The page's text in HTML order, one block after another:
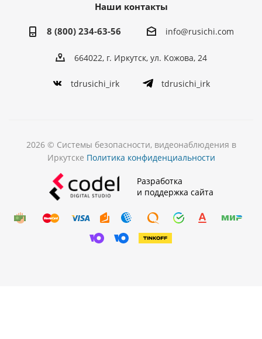
Наши контакты
8 (800) 234-63-56 info@rusichi.com
664022, г. Иркутск, ул. Кожова, 24
tdrusichi_irk tdrusichi_irk
2026 © Системы безопасности, видеонаблюдения в
Иркутске Политика конфиденциальности
Разработка
и поддержка сайта